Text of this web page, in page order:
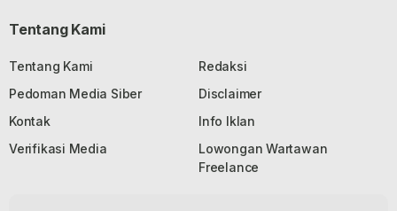
Tentang Kami
Tentang Kami
Redaksi
Pedoman Media Siber
Disclaimer
Kontak
Info Iklan
Verifikasi Media
Lowongan Wartawan
Freelance